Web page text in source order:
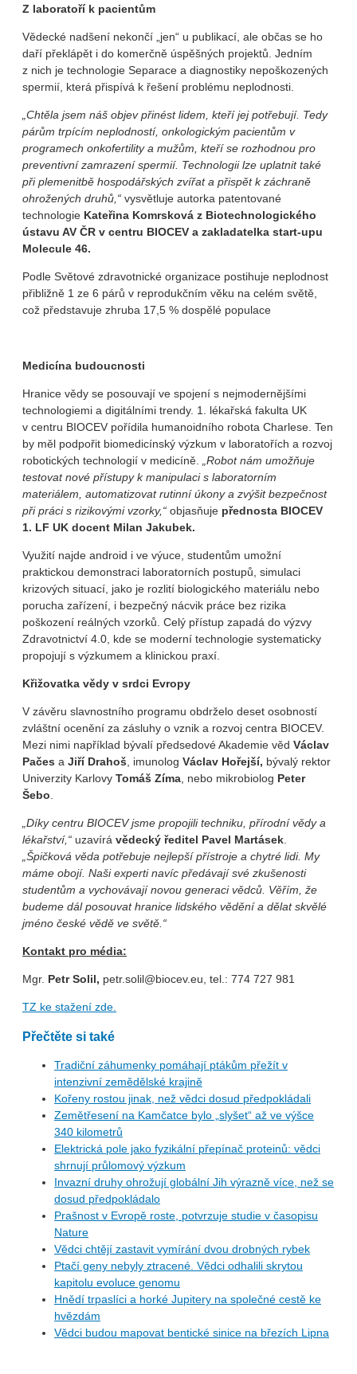
Z laboratoří k pacientům
Vědecké nadšení nekončí „jen“ u publikací, ale občas se ho
daří překlápět i do komerčně úspěšných projektů. Jedním
z nich je technologie Separace a diagnostiky nepoškozených
spermií, která přispívá k řešení problému neplodnosti.
„Chtěla jsem náš objev přinést lidem, kteří jej potřebují. Tedy
párům trpícím neplodností, onkologickým pacientům v
programech onkofertility a mužům, kteří se rozhodnou pro
preventivní zamrazení spermií. Technologii lze uplatnit také
při plemenitbě hospodářských zvířat a přispět k záchraně
ohrožených druhů,“ vysvětluje autorka patentované
technologie Kateřina Komrsková z Biotechnologického
ústavu AV ČR v centru BIOCEV a zakladatelka start-upu
Molecule 46.
Podle Světové zdravotnické organizace postihuje neplodnost
přibližně 1 ze 6 párů v reprodukčním věku na celém světě,
což představuje zhruba 17,5 % dospělé populace
Medicína budoucnosti
Hranice vědy se posouvají ve spojení s nejmodernějšími
technologiemi a digitálními trendy. 1. lékařská fakulta UK
v centru BIOCEV pořídila humanoidního robota Charlese. Ten
by měl podpořit biomedicínský výzkum v laboratořích a rozvoj
robotických technologií v medicíně. „Robot nám umožňuje
testovat nové přístupy k manipulaci s laboratorním
materiálem, automatizovat rutinní úkony a zvýšit bezpečnost
při práci s rizikovými vzorky,“ objasňuje přednosta BIOCEV
1. LF UK docent Milan Jakubek.
Využití najde android i ve výuce, studentům umožní
praktickou demonstraci laboratorních postupů, simulaci
krizových situací, jako je rozlití biologického materiálu nebo
porucha zařízení, i bezpečný nácvik práce bez rizika
poškození reálných vzorků. Celý přístup zapadá do výzvy
Zdravotnictví 4.0, kde se moderní technologie systematicky
propojují s výzkumem a klinickou praxí.
Křižovatka vědy v srdci Evropy
V závěru slavnostního programu obdrželo deset osobností
zvláštní ocenění za zásluhy o vznik a rozvoj centra BIOCEV.
Mezi nimi například bývalí předsedové Akademie věd Václav
Pačes a Jiří Drahoš, imunolog Václav Hořejší, bývalý rektor
Univerzity Karlovy Tomáš Zíma, nebo mikrobiolog Peter
Šebo.
„Díky centru BIOCEV jsme propojili techniku, přírodní vědy a
lékařství,“ uzavírá vědecký ředitel Pavel Martásek.
„Špičková věda potřebuje nejlepší přístroje a chytré lidi. My
máme obojí. Naši experti navíc předávají své zkušenosti
studentům a vychovávají novou generaci vědců. Věřím, že
budeme dál posouvat hranice lidského vědění a dělat skvělé
jméno české vědě ve světě.“
Kontakt pro média:
Mgr. Petr Solil, petr.solil@biocev.eu, tel.: 774 727 981
TZ ke stažení zde.
Přečtěte si také
Tradiční záhumenky pomáhají ptákům přežít v
intenzivní zemědělské krajině
Kořeny rostou jinak, než vědci dosud předpokládali
Zemětřesení na Kamčatce bylo „slyšet“ až ve výšce
340 kilometrů
Elektrická pole jako fyzikální přepínač proteinů: vědci
shrnují průlomový výzkum
Invazní druhy ohrožují globální Jih výrazně více, než se
dosud předpokládalo
Prašnost v Evropě roste, potvrzuje studie v časopisu
Nature
Vědci chtějí zastavit vymírání dvou drobných rybek
Ptačí geny nebyly ztracené. Vědci odhalili skrytou
kapitolu evoluce genomu
Hnědí trpaslíci a horké Jupitery na společné cestě ke
hvězdám
Vědci budou mapovat bentické sinice na březích Lipna